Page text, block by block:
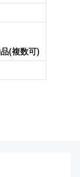
(複数可)